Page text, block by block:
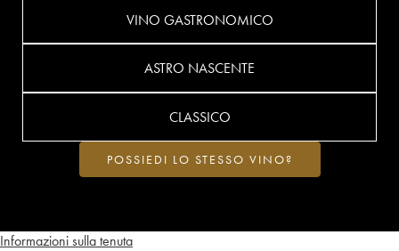
Informazioni sulla tenuta
VINO GASTRONOMICO
ASTRO NASCENTE
CLASSICO
POSSIEDI LO STESSO VINO?